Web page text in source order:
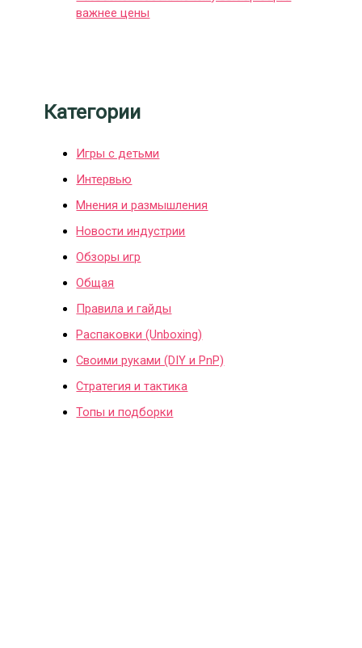
важнее цены
Категории
Игры с детьми
Интервью
Мнения и размышления
Новости индустрии
Обзоры игр
Общая
Правила и гайды
Распаковки (Unboxing)
Своими руками (DIY и PnP)
Стратегия и тактика
Топы и подборки